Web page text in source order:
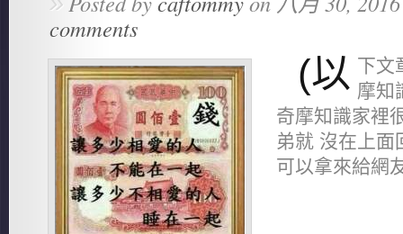
comments
(以 下文
摩知
奇摩知識家裡
弟就 沒在上面
可以拿來給網